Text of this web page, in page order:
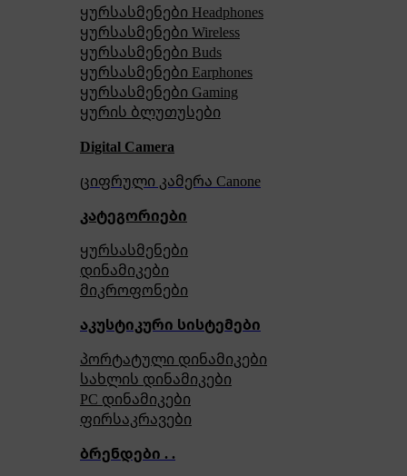
ყურსასმენები Headphones
ყურსასმენები Wireless
ყურსასმენები Buds
ყურსასმენები Earphones
ყურსასმენები Gaming
ყურის ბლუთუსები
Digital Camera
ციფრული კამერა Сanone
კატეგორიები
ყურსასმენები
დინამიკები
მიკროფონები
აკუსტიკური სისტემები
პორტატული დინამიკები
სახლის დინამიკები
PC დინამიკები
ფირსაკრავები
ბრენდები . .